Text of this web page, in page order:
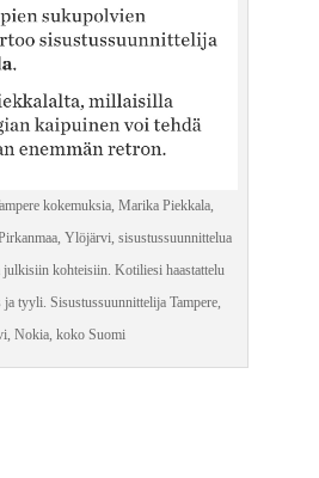
kokemuksia, Marika Piekkala,
Ylöjärvi, sisustussuunnittelua
kohteisiin. Kotiliesi haastattelu
tyyli. Sisustussuunnittelija Tampere,
Nokia, koko Suomi